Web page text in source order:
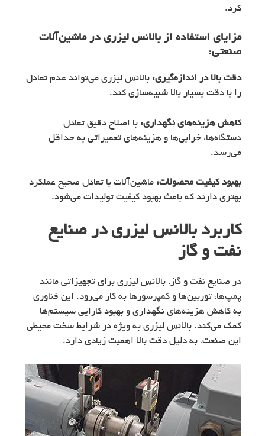
کرد.
مزایای استفاده از بالانس لیزری در ماشین‌آلات
صنعتی:
دقت بالا در اندازه‌گیری: بالانس لیزری می‌تواند عدم تعادل
را با دقت بسیار بالا شبیه‌سازی کند.
کاهش هزینه‌های نگهداری: با اصلاح دقیق تعادل
دستگاه‌ها، خرابی‌ها و هزینه‌های تعمیراتی به حداقل
می‌رسد.
بهبود کیفیت محصولات: ماشین‌آلات با تعادل صحیح عملکرد
بهتری دارند که باعث بهبود کیفیت تولیدات می‌شود.
کاربرد بالانس لیزری در صنایع
نفت و گاز
در صنایع نفت و گاز، بالانس لیزری برای تجهیزاتی مانند
پمپ‌ها، توربین‌ها و کمپرسورها به کار می‌رود. این فناوری
به کاهش هزینه‌های نگهداری و بهبود کارایی سیستم‌ها
کمک می‌کند. بالانس لیزری به ویژه در شرایط سخت محیطی
این صنعت، به دلیل دقت بالا اهمیت زیادی دارد.